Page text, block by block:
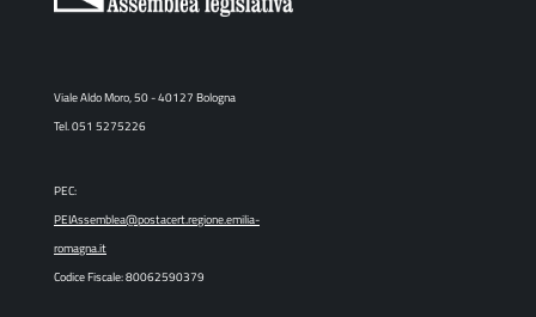
Viale Aldo Moro, 50 - 40127 Bologna
Tel. 051 5275226
PEC:
PEIAssemblea@postacert.regione.emilia-
romagna.it
Codice Fiscale: 80062590379